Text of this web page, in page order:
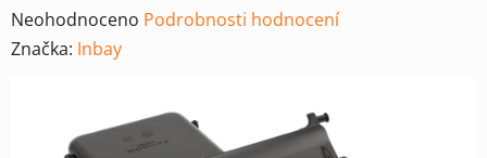
Průměrné
hodnocení
Neohodnoceno Podrobnosti hodnocení
Značka: Inbay